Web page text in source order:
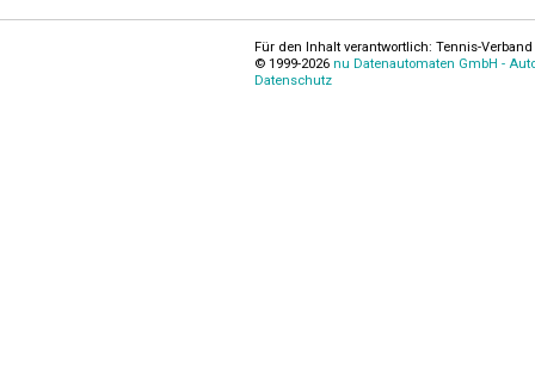
Für den Inhalt verantwortlich: Tennis-
© 1999-2026 nu Datenautomaten GmbH -
Datenschutz